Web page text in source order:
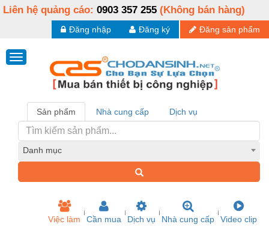
Liên hệ quảng cáo: 0903 357 255 (Không bán hàng)
Đăng sản phẩm
Đăng ký
Đăng nhập
Sản phẩm Nhà cung cấp Dịch vụ
Danh mục
Việc làm Cần mua Dịch vụ Nhà cung cấp Video clip